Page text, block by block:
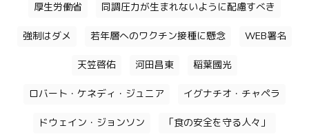
厚生労働省 同調圧力が生まれないように配慮すべき
強制はダメ 若年層へのワクチン接種に懸念 WEB署名
天笠啓佑 河田昌東 稲葉國光
ロバート・ケネディ・ジュニア イグナチオ・チャペラ
ドウェイン・ジョンソン 「食の安全を守る人々」